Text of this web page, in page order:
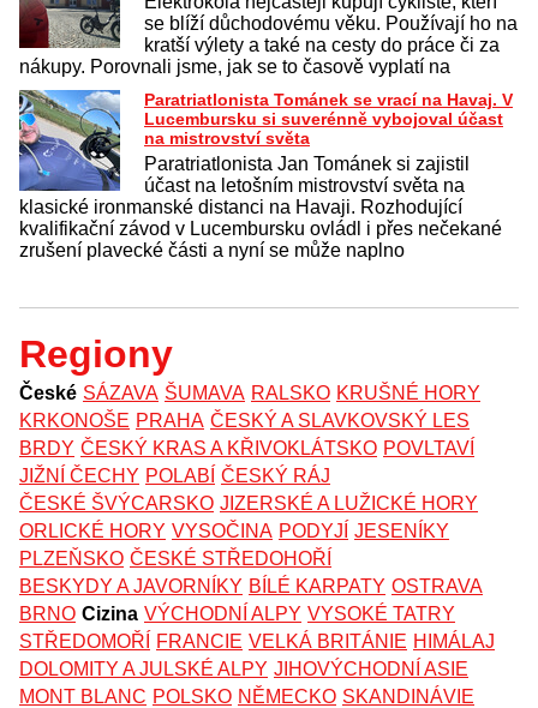
se blíží důchodovému věku. Používají ho na
kratší výlety a také na cesty do práce či za
nákupy. Porovnali jsme, jak se to časově vyplatí na
Paratriatlonista Tománek se vrací na Havaj. V
Lucembursku si suverénně vybojoval účast
na mistrovství světa
Paratriatlonista Jan Tománek si zajistil
účast na letošním mistrovství světa na
klasické ironmanské distanci na Havaji. Rozhodující
kvalifikační závod v Lucembursku ovládl i přes nečekané
zrušení plavecké části a nyní se může naplno
Regiony
České SÁZAVA ŠUMAVA RALSKO KRUŠNÉ HORY
KRKONOŠE PRAHA ČESKÝ A SLAVKOVSKÝ LES
BRDY ČESKÝ KRAS A KŘIVOKLÁTSKO POVLTAVÍ
JIŽNÍ ČECHY POLABÍ ČESKÝ RÁJ
ČESKÉ ŠVÝCARSKO JIZERSKÉ A LUŽICKÉ HORY
ORLICKÉ HORY VYSOČINA PODYJÍ JESENÍKY
PLZEŇSKO ČESKÉ STŘEDOHOŘÍ
BESKYDY A JAVORNÍKY BÍLÉ KARPATY OSTRAVA
BRNO Cizina VÝCHODNÍ ALPY VYSOKÉ TATRY
STŘEDOMOŘÍ
FRANCIE VELKÁ BRITÁNIE HIMÁLAJ
DOLOMITY A JULSKÉ ALPY JIHOVÝCHODNÍ ASIE
MONT BLANC POLSKO NĚMECKO SKANDINÁVIE